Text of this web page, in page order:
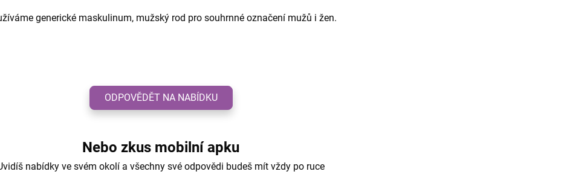
generické maskulinum, mužský rod pro souhrnné označení mužů i žen.
ODPOVĚDĚT NA NABÍDKU
Nebo zkus mobilní apku
nabídky ve svém okolí a všechny své odpovědi budeš mít vždy po ruce